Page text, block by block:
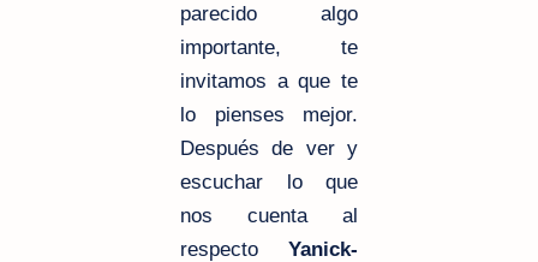
parecido algo
importante, te
invitamos a que te
lo pienses mejor.
Después de ver y
escuchar lo que
nos cuenta al
respecto Yanick-